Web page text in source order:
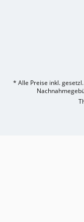
* Alle Preise inkl.